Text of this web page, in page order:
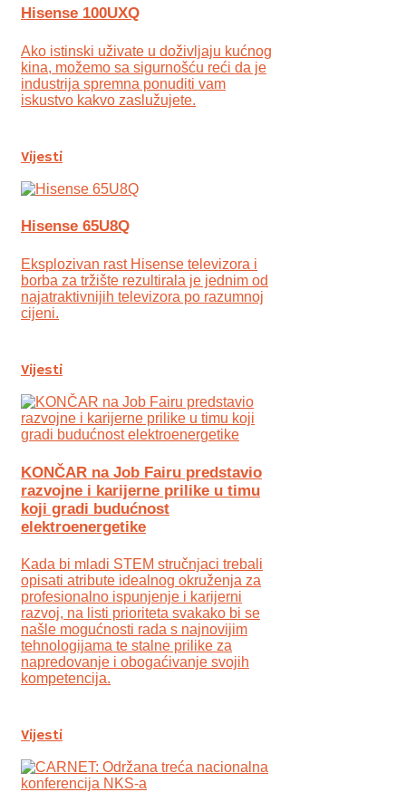
Hisense 100UXQ
Ako istinski uživate u doživljaju kućnog
kina, možemo sa sigurnošću reći da je
industrija spremna ponuditi vam
iskustvo kakvo zaslužujete.
Vijesti
Hisense 65U8Q
Eksplozivan rast Hisense televizora i
borba za tržište rezultirala je jednim od
najatraktivnijih televizora po razumnoj
cijeni.
Vijesti
KONČAR na Job Fairu predstavio
razvojne i karijerne prilike u timu
koji gradi budućnost
elektroenergetike
Kada bi mladi STEM stručnjaci trebali
opisati atribute idealnog okruženja za
profesionalno ispunjenje i karijerni
razvoj, na listi prioriteta svakako bi se
našle mogućnosti rada s najnovijim
tehnologijama te stalne prilike za
napredovanje i obogaćivanje svojih
kompetencija.
Vijesti